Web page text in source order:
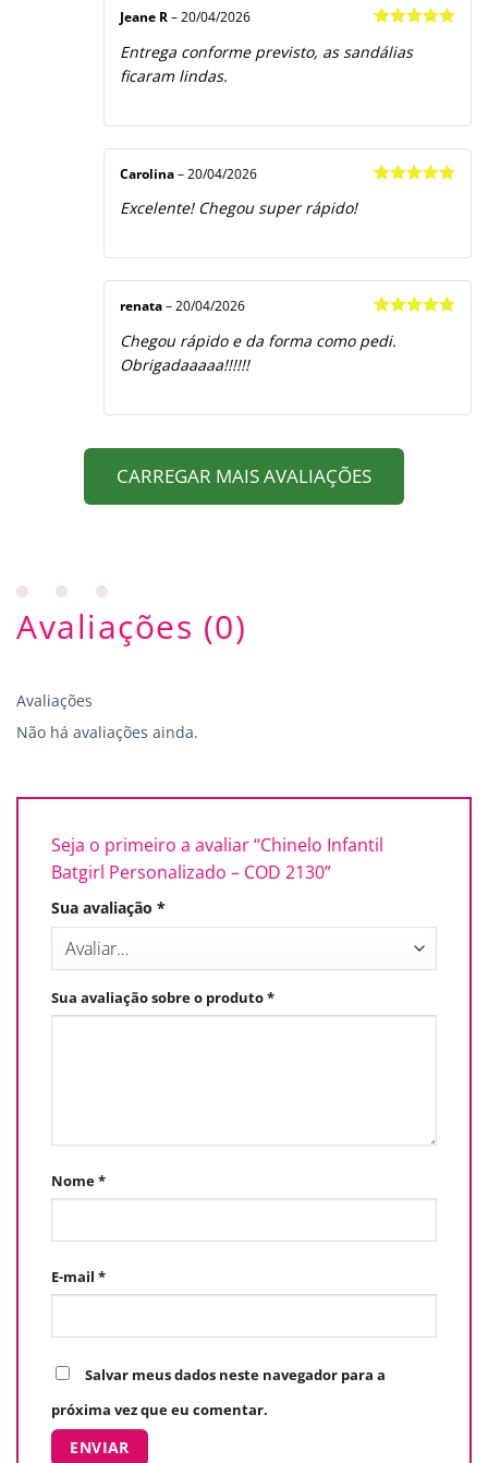
de 5
Jeane R – 20/04/2026
Entrega conforme previsto, as sandálias
ficaram lindas.
Carolina – 20/04/2026
Excelente! Chegou super rápido!
de 5
renata – 20/04/2026
Chegou rápido e da forma como pedi.
Obrigadaaaaa!!!!!!
CARREGAR MAIS AVALIAÇÕES
Avaliações (0)
Avaliações
Não há avaliações ainda.
Seja o primeiro a avaliar “Chinelo Infantil
Batgirl Personalizado – COD 2130”
Sua avaliação *
Sua avaliação sobre o produto*
Nome*
E-mail *
Salvar meus dados neste navegador para a
próxima vez que eu comentar.